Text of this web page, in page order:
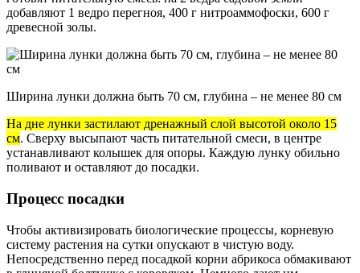
добавляют 1 ведро перегноя, 400 г нитроаммофоски, 600 г
древесной золы.
Ширина лунки должна быть 70 см, глубина – не менее 80 см
На дне лунки застилают дренажный слой высотой около 15
см. Сверху высыпают часть питательной смеси, в центре
устанавливают колышек для опоры. Каждую лунку обильно
поливают и оставляют до посадки.
Процесс посадки
Чтобы активизировать биологические процессы, корневую
систему растения на сутки опускают в чистую воду.
Непосредственно перед посадкой корни абрикоса обмакивают